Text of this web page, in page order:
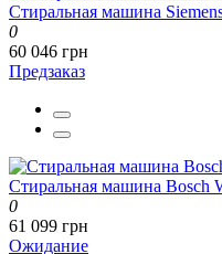
Стиральная машина
0
60 046 грн
Предзаказ
Стиральная машина Bosch
0
61 099 грн
Ожидание